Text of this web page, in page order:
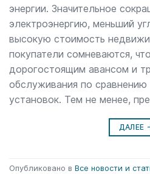
энергии. Значительное
электроэнергию, меньший
высокую стоимость
покупатели сомневаются,
дорогостоящим авансом и
обслуживания по
установок. Тем не менее,
ДАЛЕЕ
Опубликовано в Все новости и